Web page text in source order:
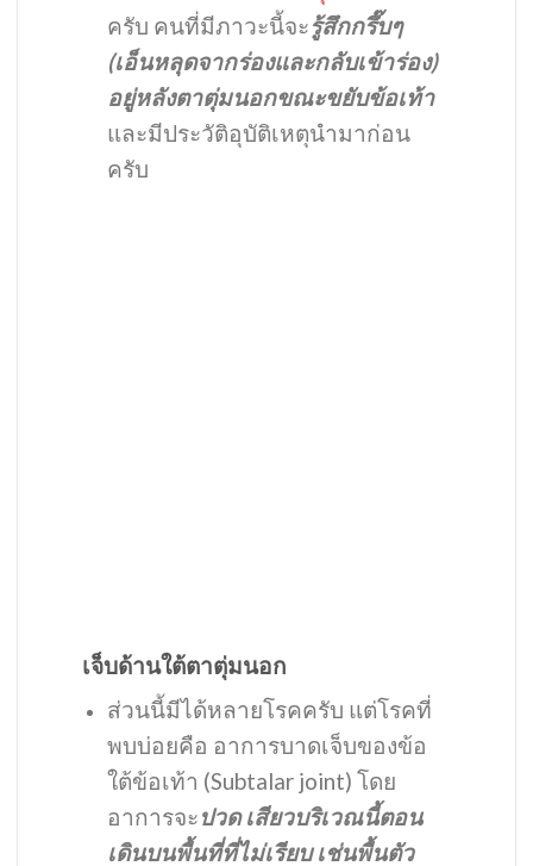
ครับ คนที่มีภาวะนี้จะรู้สึกกรึ๊บๆ
(เอ็นหลุดจากร่องและกลับเข้าร่อง)
อยู่หลังตาตุ่มนอกขณะขยับข้อเท้า
และมีประวัติอุบัติเหตุนำมาก่อน
ครับ
เจ็บด้านใต้ตาตุ่มนอก
ส่วนนี้มีได้หลายโรคครับ แต่โรคที่
พบบ่อยคือ อาการบาดเจ็บของข้อ
ใต้ข้อเท้า (Subtalar joint) โดย
อาการจะปวด เสียวบริเวณนี้ตอน
เดินบนพื้นที่ที่ไม่เรียบ เช่นพื้นตัว